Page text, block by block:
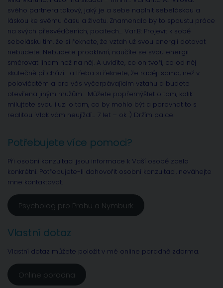
svého partnera takový, jaký je a sebe naplnit sebeláskou a
láskou ke svému času a životu. Znamenalo by to spoustu práce
na svých přesvědčeních, pocitech… Var.B: Projevit k sobě
sebelásku tím, že si řeknete, že vztah už svou energií dotovat
nebudete. Nebudete proaktivní, naučíte se svou energii
směrovat jinam než na něj. A uvidíte, co on tvoří, co od něj
skutečně přichází… a třeba si řeknete, že raději sama, než v
polovičatém a pro vás vyčerpávajícím vztahu a budete
otevřena jiným mužům… Můžete popřemýšlet o tom, kolik
milujtete svou iluzi o tom, co by mohlo být a porovnat to s
realitou. Vlak vám neujíždí… 7 let – ok :) Držím palce.
Potřebujete více pomoci?
Při osobní konzultaci jsou informace k Vaší osobě zcela
konkrétní. Potřebujete-li dohovořit osobní konzultaci, neváhejte
mne kontaktovat.
Psycholog pro Prahu a Nymburk
Vlastní dotaz
Vlastní dotaz můžete položit v mé online poradně zdarma.
Online poradna